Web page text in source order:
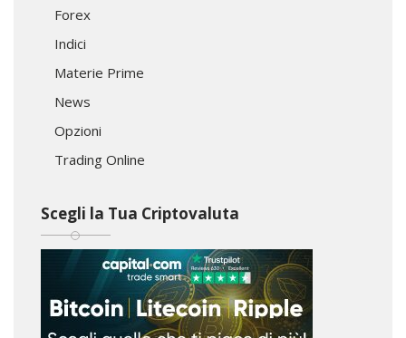
Forex
Indici
Materie Prime
News
Opzioni
Trading Online
Scegli la Tua Criptovaluta